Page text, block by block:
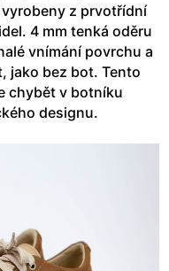
z prvotřídní
4 mm tenká oděru
vnímání povrchu a
jako bez bot. Tento
chybět v botníku
designu.